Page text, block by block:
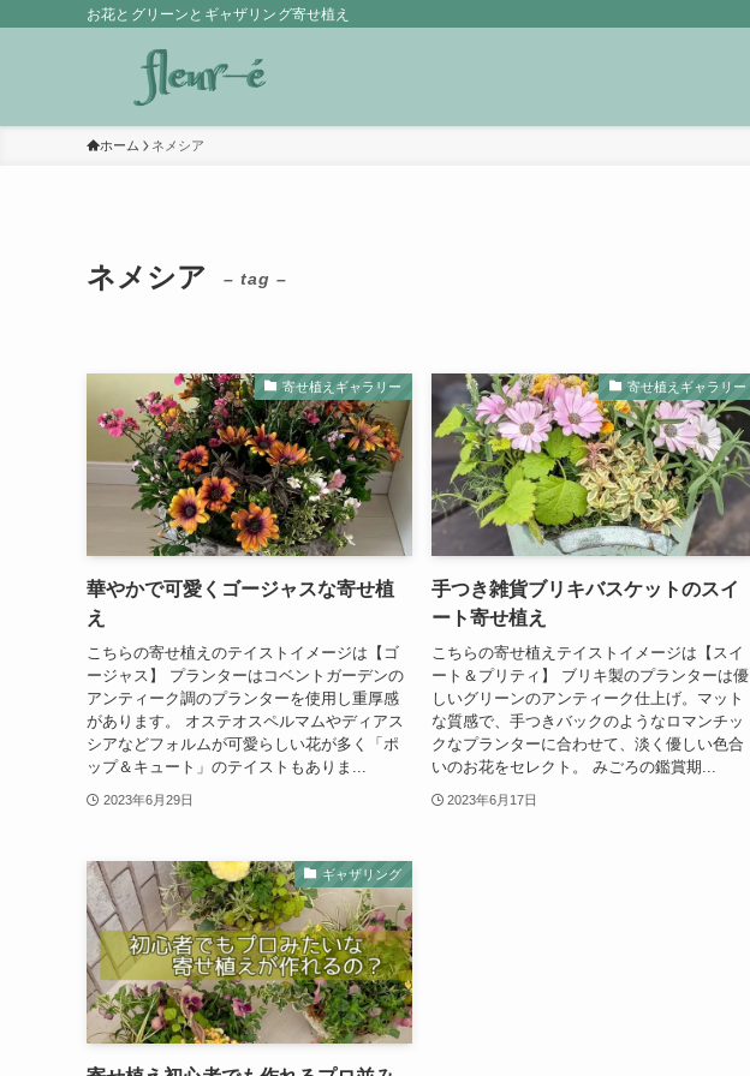
お花とグリーンとギャザリング寄せ植え
ホーム ネメシア
ネメシア – tag –
寄せ植えギャラリー
華やかで可愛くゴージャスな寄せ植
え
こちらの寄せ植えのテイストイメージは【ゴ
ージャス】 プランターはコベントガーデンの
アンティーク調のプランターを使用し重厚感
があります。 オステオスペルマムやディアス
シアなどフォルムが可愛らしい花が多く「ポ
ップ＆キュート」のテイストもありま...
2023年6月29日
寄せ植えギャラリー
手つき雑貨ブリキバスケットのスイ
ート寄せ植え
こちらの寄せ植えテイストイメージは【スイ
ート＆プリティ】 ブリキ製のプランターは優
しいグリーンのアンティーク仕上げ。マット
な質感で、手つきバックのようなロマンチッ
クなプランターに合わせて、淡く優しい色合
いのお花をセレクト。 みごろの鑑賞期...
2023年6月17日
ギャザリング